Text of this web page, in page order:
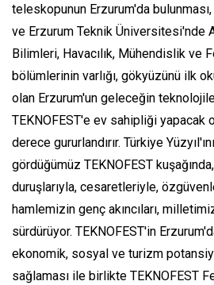
teleskopunun Erzurum'da
ve Erzurum Teknik Üniversitesi'nde
Bilimleri, Havacılık, Mühendislik ve
bölümlerinin varlığı, gökyüzünü ilk
olan Erzurum'un geleceğin
TEKNOFEST'e ev sahipliği yapacak
derece gururlandırır. Türkiye
gördüğümüz TEKNOFEST
duruşlarıyla, cesaretleriyle,
hamlemizin genç akıncıları,
sürdürüyor. TEKNOFEST'in
ekonomik, sosyal ve turizm
sağlaması ile birlikte TEKNOFEST